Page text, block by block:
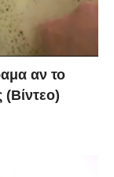
αν το
(Βίντεο)